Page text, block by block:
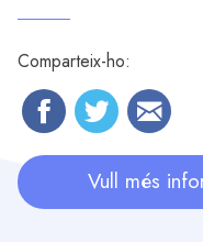
Comparteix-ho:
Vull més